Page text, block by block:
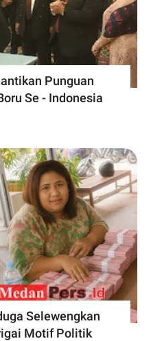
Punguan
Se - Indonesia
Selewengkan
Motif Politik